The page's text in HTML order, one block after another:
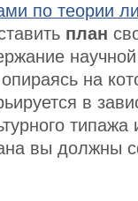
по теории
план
на
в
типажа
вы должны